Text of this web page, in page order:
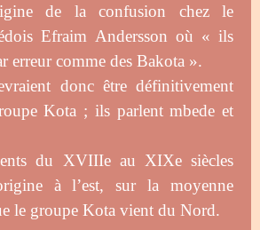
de la confusion chez le
Efraim Andersson où « ils
erreur comme des Bakota ».
donc être définitivement
Kota ; ils parlent mbede et
du XVIIIe au XIXe siècles
à l’est, sur la moyenne
le groupe Kota vient du Nord.